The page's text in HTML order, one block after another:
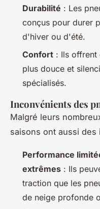
Durabilité : Les
conçus pour durer
d'hiver ou d'été.
Confort : Ils offrent
plus douce et
spécialisés.
Inconvénients des
Malgré leurs
saisons ont aussi
Performance
extrêmes : Ils
traction que les
de neige profonde